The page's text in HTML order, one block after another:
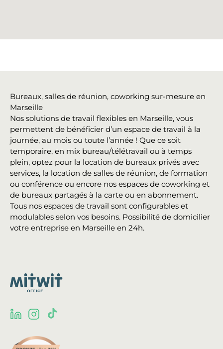
Bureaux, salles de réunion, coworking sur-mesure en
Marseille
Nos solutions de travail flexibles en Marseille, vous
permettent de bénéficier d’un espace de travail à la
journée, au mois ou toute l’année ! Que ce soit
temporaire, en mix bureau/télétravail ou à temps
plein, optez pour la location de bureaux privés avec
services, la location de salles de réunion, de formation
ou conférence ou encore nos espaces de coworking et
de bureaux partagés à la carte ou en abonnement.
Tous nos espaces de travail sont configurables et
modulables selon vos besoins. Possibilité de domicilier
votre entreprise en Marseille en 24h.